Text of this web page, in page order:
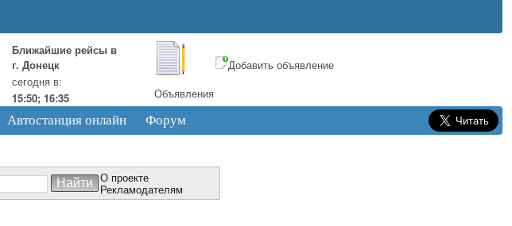
Ближайшие рейсы в
г. Донецк
сегодня в:
15:50; 16:35
Объявления
Добавить объявление
Автостанция онлайн Форум
О проекте
Рекламодателям